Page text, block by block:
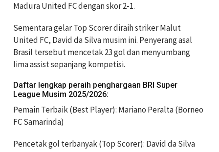
Madura United FC dengan skor 2-1.
Sementara gelar Top Scorer diraih striker Malut
United FC, David da Silva musim ini. Penyerang asal
Brasil tersebut mencetak 23 gol dan menyumbang
lima assist sepanjang kompetisi.
Daftar lengkap peraih penghargaan BRI Super
League Musim 2025/2026:
Pemain Terbaik (Best Player): Mariano Peralta (Borneo
FC Samarinda)
Pencetak gol terbanyak (Top Scorer): David da Silva